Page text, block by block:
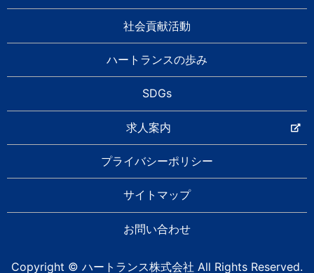
社会貢献活動
ハートランスの歩み
SDGs
求人案内
プライバシーポリシー
サイトマップ
お問い合わせ
Copyright © ハートランス株式会社 All Rights Reserved.